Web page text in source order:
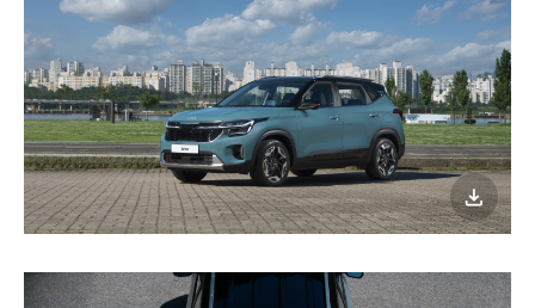
이미지
다운로드